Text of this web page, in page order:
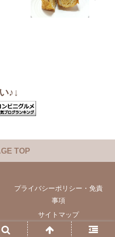
♪↓
TOP
プライバシーポリシー・免責
事項
サイトマップ
ちのコンビニ飯.